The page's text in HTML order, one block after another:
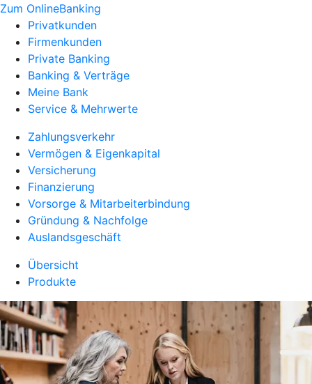
Zum OnlineBanking
Privatkunden
Firmenkunden
Private Banking
Banking & Verträge
Meine Bank
Service & Mehrwerte
Zahlungsverkehr
Vermögen & Eigenkapital
Versicherung
Finanzierung
Vorsorge & Mitarbeiterbindung
Gründung & Nachfolge
Auslandsgeschäft
Übersicht
Produkte